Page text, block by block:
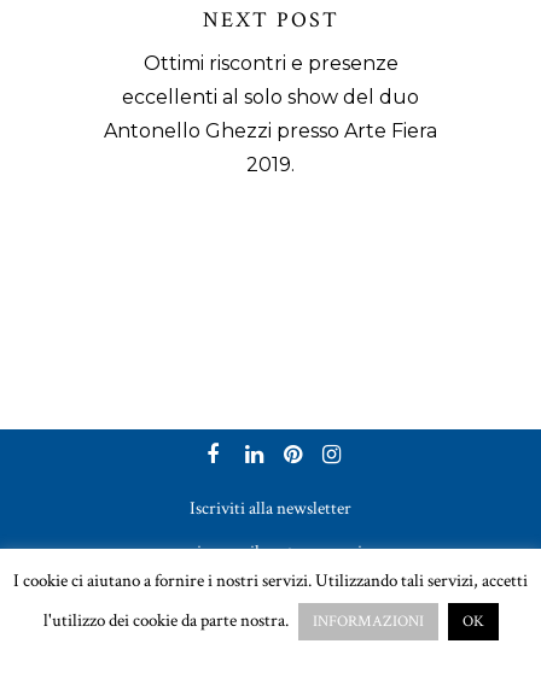
NEXT POST
Ottimi riscontri e presenze
eccellenti al solo show del duo
Antonello Ghezzi presso Arte Fiera
2019.
Iscriviti alla newsletter
per ricevere il nostro magazine
Vetreria Bazzanese s.r.l. - Tel. +39 051 969017
I cookie ci aiutano a fornire i nostri servizi. Utilizzando tali servizi, accetti
l'utilizzo dei cookie da parte nostra.
INFORMAZIONI OK